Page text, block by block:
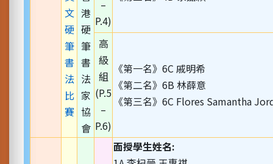
文
硬
筆
書
法
比
賽
港
硬
筆
書
法
家
協
會
–
P.4)
高
級
組
(P.5
–
P.6)
《第一名》6C 戚明希
《第二名》6B 林薛意
《第三名》6C Flores Samantha
面授學生姓名: